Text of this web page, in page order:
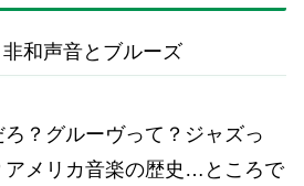
和声音とブルーズ
？グルーヴって？ジャズっ
アメリカ音楽の歴史…ところで